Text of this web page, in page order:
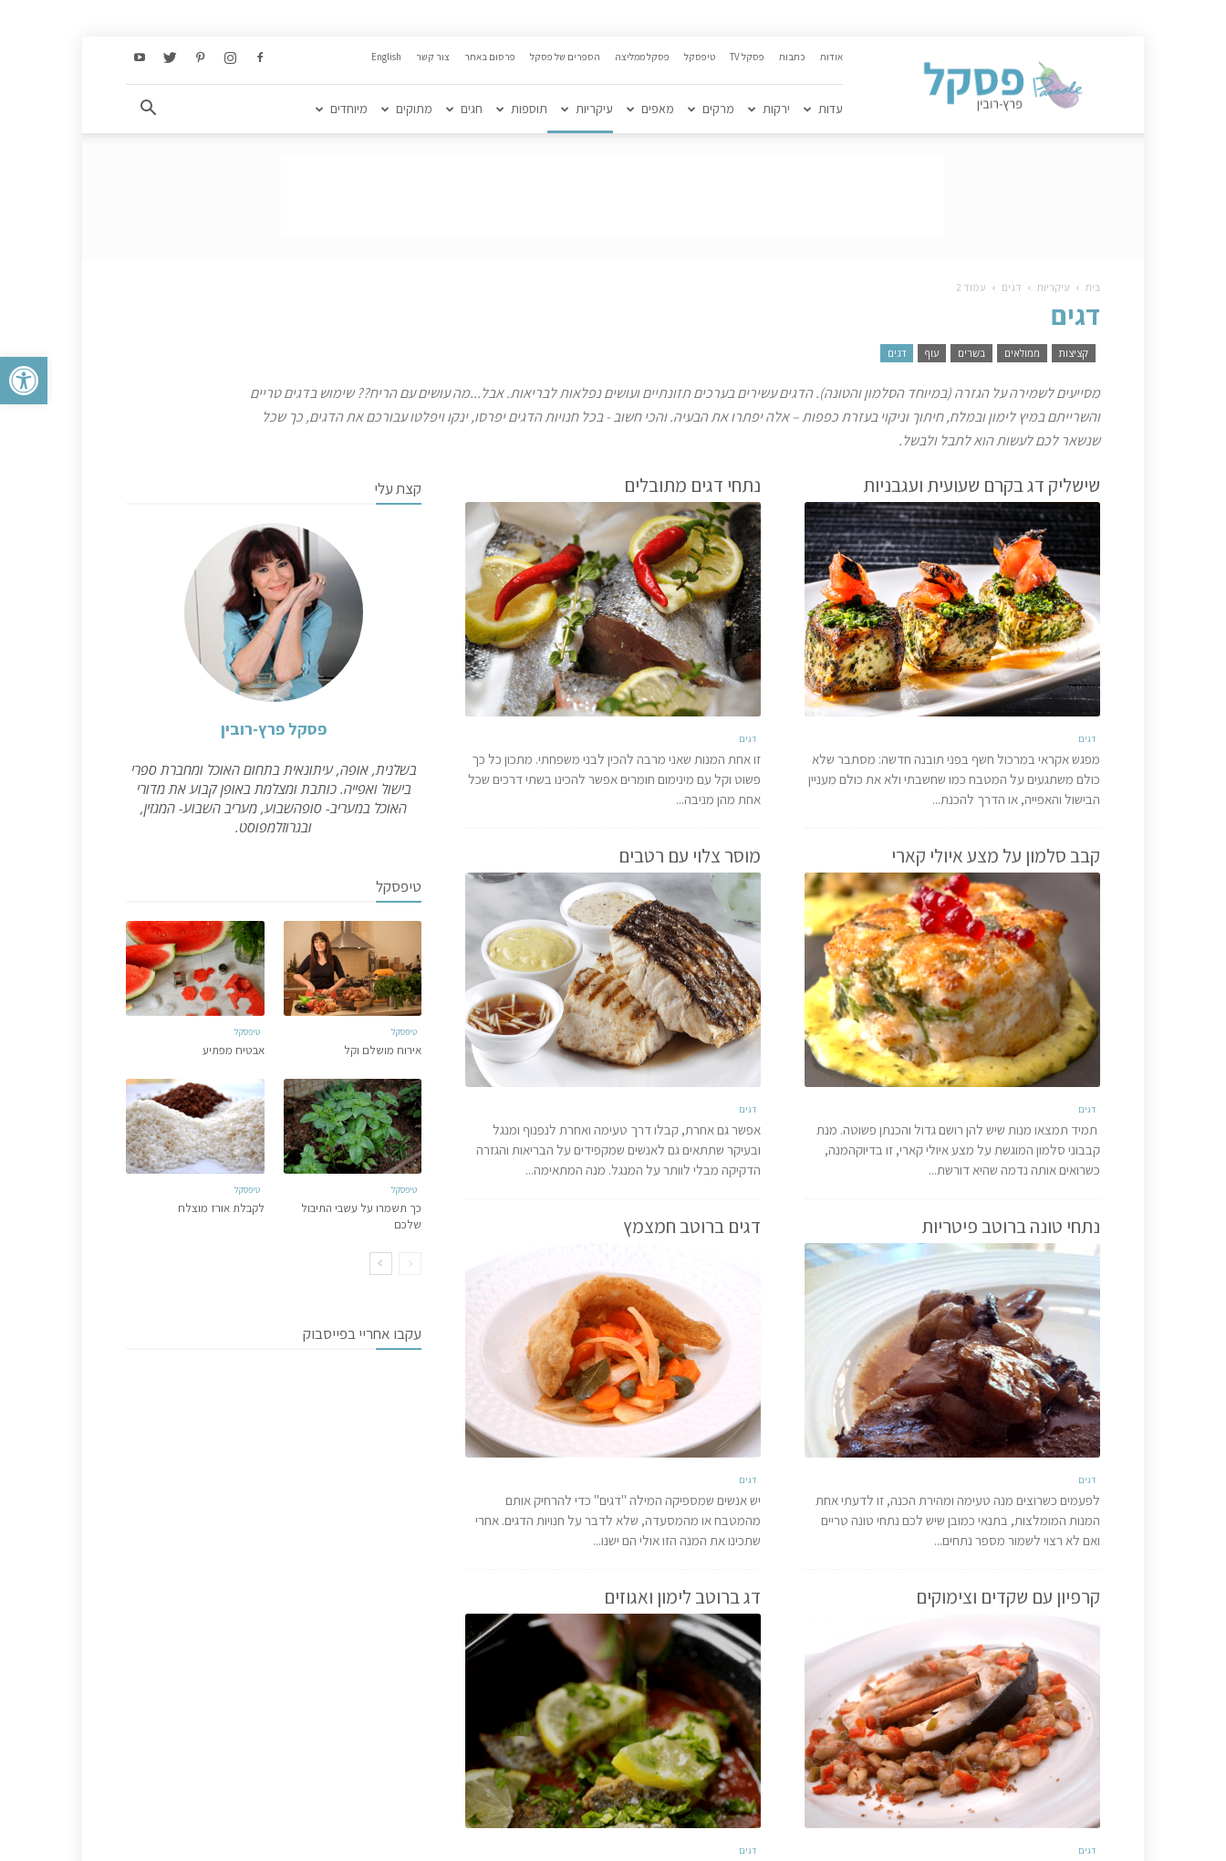
פתח
הקולינרי
פסקל
אודות כתבות פסקל TV טיפסקל פסקל ממליצה הספרים של פסקל פרסום באתר צור קשר English
עדות ירקות מרקים מאפים עיקריות תוספות חגים מתוקים מיוחדים
בית עיקריות דגים עמוד 2
דגים
קציצות ממולאים בשרים עוף דגים
מסייעים לשמירה על הגזרה (במיוחד הסלמון והטונה). הדגים עשירים בערכים תזונתיים ועושים נפלאות לבריאות. אבל...מה עושים עם הריח?? שימוש בדגים טריים
והשרייתם במיץ לימון ובמלח, חיתוך וניקוי בעזרת כפפות – אלה יפתרו את הבעיה. והכי חשוב - בכל חנויות הדגים יפרסו, ינקו ויפלטו עבורכם את הדגים, כך שכל
שנשאר לכם לעשות הוא לתבל ולבשל.
שישליק דג בקרם שעועית ועגבניות
דגים
מפגש אקראי במרכול חשף בפני תובנה חדשה: מסתבר שלא
כולם משתגעים על המטבח כמו שחשבתי ולא את כולם מעניין
הבישול והאפייה, או הדרך להכנת...
נתחי דגים מתובלים
דגים
זו אחת המנות שאני מרבה להכין לבני משפחתי. מתכון כל כך
פשוט וקל עם מינימום חומרים אפשר להכינו בשתי דרכים שכל
אחת מהן מניבה...
קבב סלמון על מצע איולי קארי
דגים
תמיד תמצאו מנות שיש להן רושם גדול והכנתן פשוטה. מנת
קבבוני סלמון המוגשת על מצע איולי קארי, זו בדיוקהמנה,
כשרואים אותה נדמה שהיא דורשת...
מוסר צלוי עם רטבים
דגים
אפשר גם אחרת, קבלו דרך טעימה ואחרת לנפנוף ומנגל
ובעיקר שתתאים גם לאנשים שמקפידים על הבריאות והגזרה
הדקיקה מבלי לוותר על המנגל. מנה המתאימה...
נתחי טונה ברוטב פיטריות
דגים
לפעמים כשרוצים מנה טעימה ומהירת הכנה, זו לדעתי אחת
המנות המומלצות, בתנאי כמובן שיש לכם נתחי טונה טריים
ואם לא רצוי לשמור מספר נתחים...
דגים ברוטב חמצמץ
דגים
יש אנשים שמספיקה המילה "דגים" כדי להרחיק אותם
מהמטבח או מהמסעדה, שלא לדבר על חנויות הדגים. אחרי
שתכינו את המנה הזו אולי הם ישנו...
קרפיון עם שקדים וצימוקים
דגים
דג ברוטב לימון ואגוזים
דגים
קצת עלי
פסקל פרץ-רובין
בשלנית, אופה, עיתונאית בתחום האוכל ומחברת ספרי
בישול ואפייה. כותבת ומצלמת באופן קבוע את מדורי
האוכל במעריב- סופהשבוע, מעריב השבוע- המגזין,
ובגרוזלמפוסט.
טיפסקל
טיפסקל
אירוח מושלם וקל
טיפסקל
אבטיח מפתיע
טיפסקל
כך תשמרו על עשבי התיבול
שלכם
טיפסקל
לקבלת אורז מוצלח
עקבו אחריי בפייסבוק